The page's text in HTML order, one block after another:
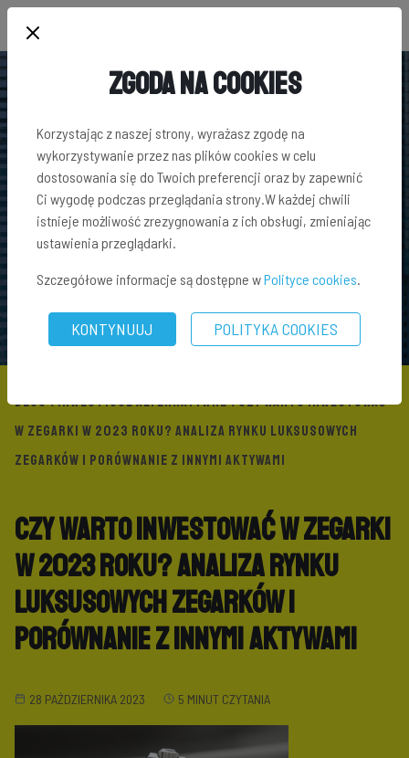
BLOG\INWESTYCJE ALTERNATYWNE\ CZY WARTO INWESTOWAĆ
W ZEGARKI W 2023 ROKU? ANALIZA RYNKU LUKSUSOWYCH
ZEGARKÓW I PORÓWNANIE Z INNYMI AKTYWAMI
Czy warto inwestować w zegarki
w 2023 roku? Analiza rynku
luksusowych zegarków i
porównanie z innymi aktywami
28 PAŹDZIERNIKA 2023 5 MINUT CZYTANIA
Zgoda na Cookies
Korzystając z naszej strony, wyrażasz zgodę na
wykorzystywanie przez nas plików cookies w celu
dostosowania się do Twoich preferencji oraz by zapewnić
Ci wygodę podczas przeglądania strony.W każdej chwili
istnieje możliwość zrezygnowania z ich obsługi, zmieniając
ustawienia przeglądarki.
Szczegółowe informacje są dostępne wPolityce cookies.
KONTYNUUJ POLITYKA COOKIES